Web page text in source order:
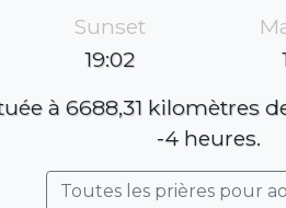
Sunset
19:02
à 6688,31 kilomètres
-4 heures.
Toutes les prières pour